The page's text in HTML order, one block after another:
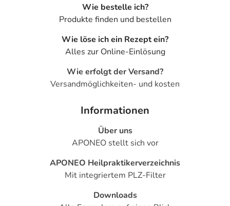
Wie bestelle ich?
Produkte finden und bestellen
Wie löse ich ein Rezept ein?
Alles zur Online-Einlösung
Wie erfolgt der Versand?
Versandmöglichkeiten- und kosten
Informationen
Über uns
APONEO stellt sich vor
APONEO Heilpraktikerverzeichnis
Mit integriertem PLZ-Filter
Downloads